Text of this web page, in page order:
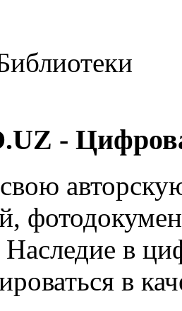
-
Наследие в
в